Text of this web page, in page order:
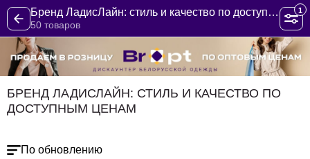
Бренд ЛадисЛайн: стиль и качество по доступным ценам
50 товаров
1
БРЕНД ЛАДИСЛАЙН: СТИЛЬ И КАЧЕСТВО ПО
ДОСТУПНЫМ ЦЕНАМ
По обновлению